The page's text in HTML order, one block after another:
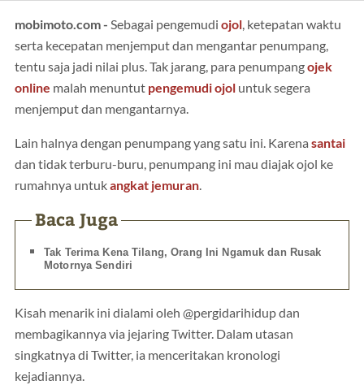
mobimoto.com - Sebagai pengemudi ojol, ketepatan waktu
serta kecepatan menjemput dan mengantar penumpang,
tentu saja jadi nilai plus. Tak jarang, para penumpangojek
online malah menuntut pengemudi ojol untuk segera
menjemput dan mengantarnya.
Lain halnya dengan penumpang yang satu ini. Karena santai
dan tidak terburu-buru, penumpang ini mau diajak ojol ke
rumahnya untukangkat jemuran
Baca Juga
Tak Terima Kena Tilang, Orang Ini Ngamuk dan Rusak
Motornya Sendiri
Kisah menarik ini dialami oleh @pergidarihidup dan
membagikannya via jejaring Twitter. Dalam utasan
singkatnya di Twitter, ia menceritakan kronologi
kejadiannya.